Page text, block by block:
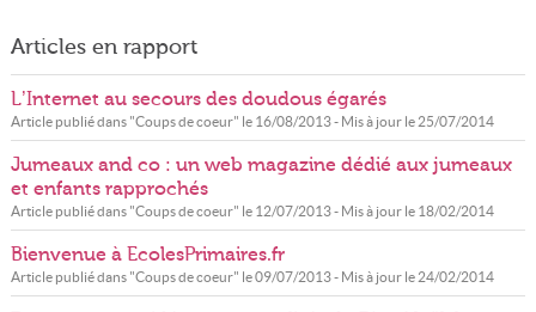
Articles en rapport
L’Internet au secours des doudous égarés
Article publié dans "Coups de coeur" le 16/08/2013- Mis à jour le 25/07/2014
Jumeaux and co : un web magazine dédié aux jumeaux
et enfants rapprochés
Article publié dans "Coups de coeur" le 12/07/2013- Mis à jour le 18/02/2014
Bienvenue à EcolesPrimaires.fr
Article publié dans "Coups de coeur" le09/07/2013- Mis à jour le 24/02/2014